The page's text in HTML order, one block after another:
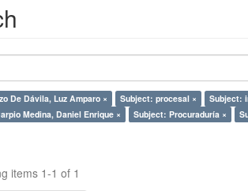
De Dávila, Luz Amparo × Subject: procesal × Subject:
Medina, Daniel Enrique ×
Subject: Procuraduría ×
items 1-1 of 1